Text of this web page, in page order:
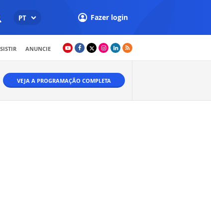
PT Fazer login
ANUNCIE
VEJA A PROGRAMAÇÃO COMPLETA